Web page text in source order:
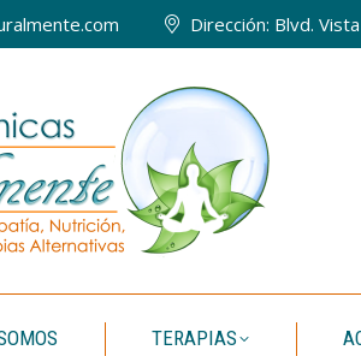
Dirección: Blvd.
TERAPIAS
INICIO QUIENES SOMOS